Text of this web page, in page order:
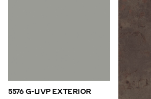
5576 G-UVP EXTERIOR